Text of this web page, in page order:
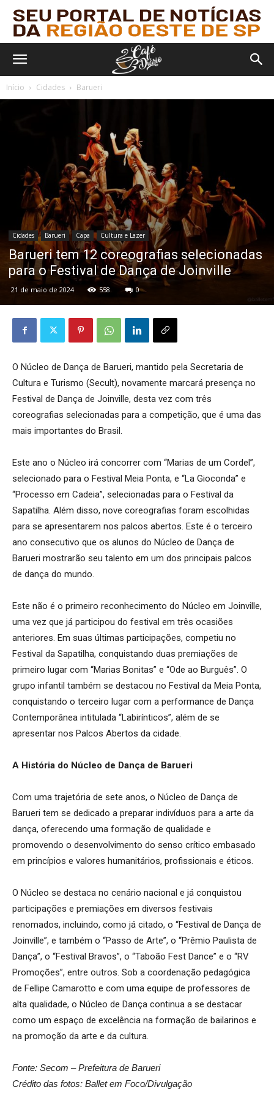
Início Cidades Barueri
Cidades Barueri Capa Cultura e Lazer
Barueri tem 12 coreografias selecionadas
para o Festival de Dança de Joinville
21 de maio de 2024 558 0
O Núcleo de Dança de Barueri, mantido pela Secretaria de
Cultura e Turismo (Secult), novamente marcará presença no
Festival de Dança de Joinville, desta vez com três
coreografias selecionadas para a competição, que é uma das
mais importantes do Brasil.
Este ano o Núcleo irá concorrer com “Marias de um Cordel”,
selecionado para o Festival Meia Ponta, e “La Gioconda” e
“Processo em Cadeia”, selecionadas para o Festival da
Sapatilha. Além disso, nove coreografias foram escolhidas
para se apresentarem nos palcos abertos. Este é o terceiro
ano consecutivo que os alunos do Núcleo de Dança de
Barueri mostrarão seu talento em um dos principais palcos
de dança do mundo.
Este não é o primeiro reconhecimento do Núcleo em Joinville,
uma vez que já participou do festival em três ocasiões
anteriores. Em suas últimas participações, competiu no
Festival da Sapatilha, conquistando duas premiações de
primeiro lugar com “Marias Bonitas” e “Ode ao Burguês”. O
grupo infantil também se destacou no Festival da Meia Ponta,
conquistando o terceiro lugar com a performance de Dança
Contemporânea intitulada “Labirínticos”, além de se
apresentar nos Palcos Abertos da cidade.
A História do Núcleo de Dança de Barueri
Com uma trajetória de sete anos, o Núcleo de Dança de
Barueri tem se dedicado a preparar indivíduos para a arte da
dança, oferecendo uma formação de qualidade e
promovendo o desenvolvimento do senso crítico embasado
em princípios e valores humanitários, profissionais e éticos.
O Núcleo se destaca no cenário nacional e já conquistou
participações e premiações em diversos festivais
renomados, incluindo, como já citado, o “Festival de Dança de
Joinville”, e também o “Passo de Arte”, o “Prêmio Paulista de
Dança”, o “Festival Bravos”, o “Taboão Fest Dance” e o “RV
Promoções”, entre outros. Sob a coordenação pedagógica
de Fellipe Camarotto e com uma equipe de professores de
alta qualidade, o Núcleo de Dança continua a se destacar
como um espaço de excelência na formação de bailarinos e
na promoção da arte e da cultura.
Fonte: Secom – Prefeitura de Barueri
Crédito das fotos: Ballet em Foco/Divulgação